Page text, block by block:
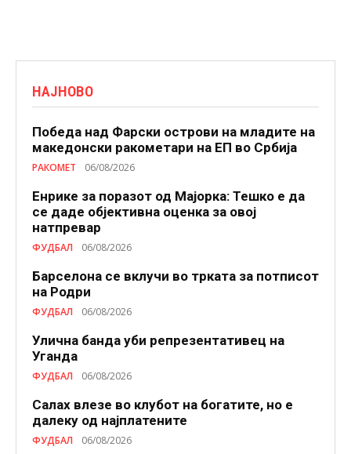
НАЈНОВО
Победа над Фарски острови на младите на
македонски ракометари на ЕП во Србија
РАКОМЕТ 06/08/2026
Енрике за поразот од Мајорка: Тешко е да
се даде објективна оценка за овој
натпревар
ФУДБАЛ 06/08/2026
Барселона се вклучи во трката за потписот
на Родри
ФУДБАЛ 06/08/2026
Улична банда уби репрезентативец на
Уганда
ФУДБАЛ 06/08/2026
Салах влезе во клубот на богатите, но е
далеку од најплатените
ФУДБАЛ 06/08/2026